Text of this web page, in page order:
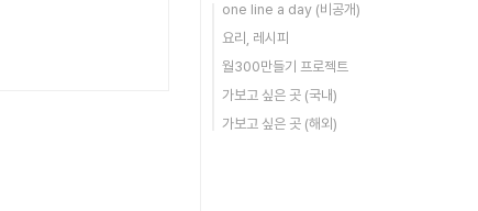
one line a day (비공개)
요리, 레시피
월300만들기 프로젝트
가보고 싶은 곳 (국내)
가보고 싶은 곳 (해외)